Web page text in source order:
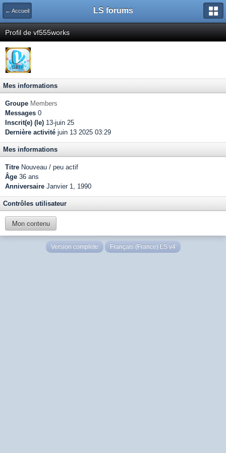
← Accueil LS forums
Profil de vf555works
Mes informations
Groupe Members
Messages 0
Inscrit(e) (le) 13-juin 25
Dernière activité juin 13 2025 03:29
Mes informations
Titre Nouveau / peu actif
Âge 36 ans
Anniversaire Janvier 1, 1990
Contrôles utilisateur
Mon contenu
Version complète Français (France) LS v4